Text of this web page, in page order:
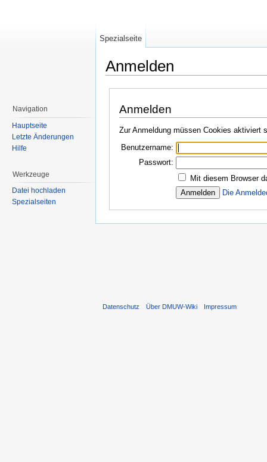
Anmelden
Anmelden
Zur Anmeldung müssen Cookies aktiviert
Benutzername:
Passwort:
Mit diesem Browser
Die
Spezialseite
Navigation
Hauptseite
Letzte Änderungen
Hilfe
Werkzeuge
Datei hochladen
Spezialseiten
Datenschutz Über DMUW-Wiki Impressum